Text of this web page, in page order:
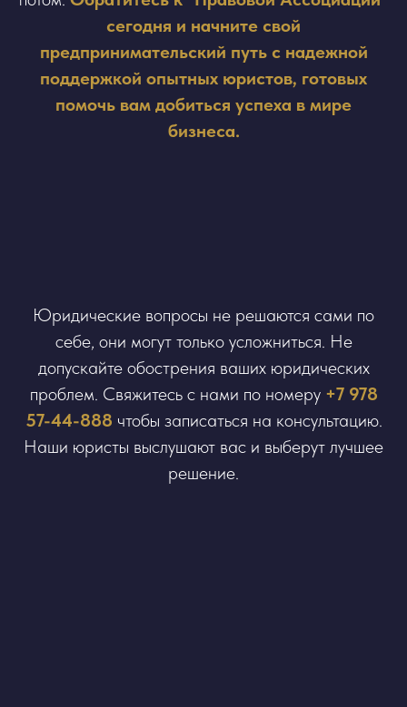
сегодня и начните свой
предпринимательский путь с надежной
поддержкой опытных юристов, готовых
помочь вам добиться успеха в мире
бизнеса.
Юридические вопросы не решаются сами по
себе, они могут только усложниться. Не
допускайте обострения ваших юридических
проблем. Свяжитесь с нами по номеру +7 978
57-44-888 чтобы записаться на консультацию.
Наши юристы выслушают вас и выберут лучшее
решение.